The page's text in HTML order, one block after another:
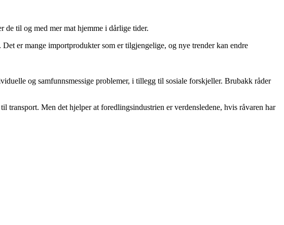
til og med mer mat hjemme i dårlige tider.
er mange importprodukter som er tilgjengelige, og nye trender kan endre
og samfunnsmessige problemer, i tillegg til sosiale forskjeller. Brubakk råder
Men det hjelper at foredlingsindustrien er verdensledene, hvis råvaren har